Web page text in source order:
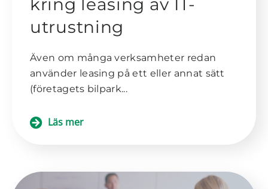
kring leasing av IT-
utrustning
Även om många verksamheter redan
använder leasing på ett eller annat sätt
(företagets bilpark...
Läs mer